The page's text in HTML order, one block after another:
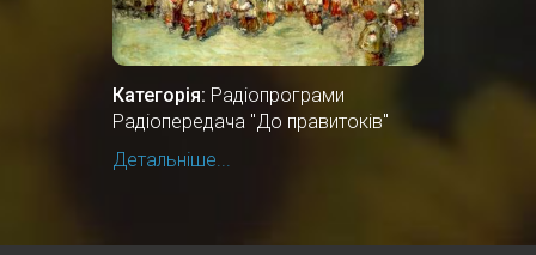
Категорія: Радіопрограми
Радіопередача "До правитоків"
Детальніше...